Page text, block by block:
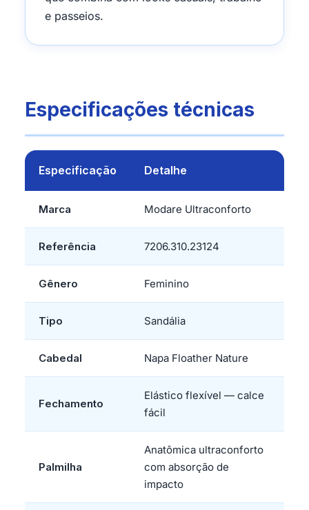
e passeios.
Especificações técnicas
Especificação Detalhe
Marca Modare Ultraconforto
Referência 7206.310.23124
Gênero Feminino
Tipo Sandália
Cabedal Napa Floather Nature
Fechamento
Elástico flexível — calce
fácil
Palmilha
Anatômica ultraconforto
com absorção de
impacto